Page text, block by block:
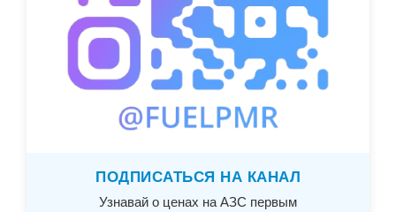
ПОДПИСАТЬСЯ НА КАНАЛ
Узнавай о ценах на АЗС первым